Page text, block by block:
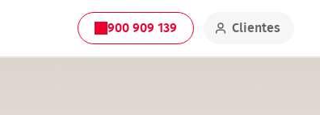
900 909 139 Clientes